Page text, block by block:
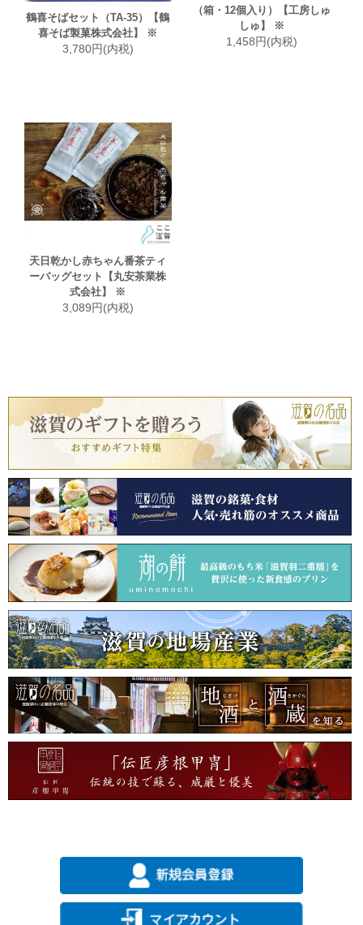
鶴喜そばセット（TA-35）【鶴
喜そば製菓株式会社】 ※
3,780円(内税)
（箱・12個入り）【工房しゅ
しゅ】 ※
1,458円(内税)
天日乾かし赤ちゃん番茶ティ
ーバッグセット【丸安茶業株
式会社】 ※
3,089円(内税)